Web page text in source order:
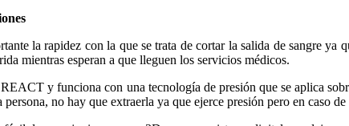
la rapidez con la que se trata de cortar la salida de sangre
mientras esperan a que lleguen los servicios médicos.
y funciona con una tecnología de presión que se aplica
no hay que extraerla ya que ejerce presión pero en caso